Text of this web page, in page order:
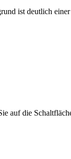
auf die